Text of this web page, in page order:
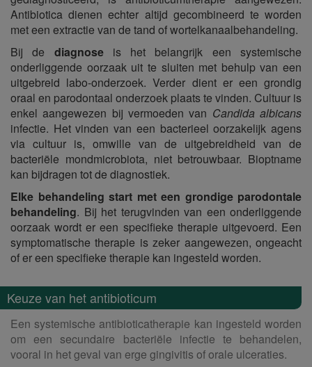
Antibiotica dienen echter altijd gecombineerd te worden
met een extractie van de tand of wortelkanaalbehandeling.
Bij de diagnoseis het belangrijk een systemische
onderliggende oorzaak uit te sluiten met behulp van een
uitgebreid labo-onderzoek. Verder dient er een grondig
oraal en parodontaal onderzoek plaats te vinden. Cultuur is
enkel aangewezen bij vermoeden van Candida albicans
infectie. Het vinden van een bacterieel oorzakelijk agens
via cultuur is, omwille van de uitgebreidheid van de
bacteriële mondmicrobiota, niet betrouwbaar. Bioptname
kan bijdragen tot de diagnostiek.
Elke behandeling start met een grondige parodontale
behandeling. Bij het terugvinden van een onderliggende
oorzaak wordt er een specifieke therapie uitgevoerd. Een
symptomatische therapie is zeker aangewezen, ongeacht
of er een specifieke therapie kan ingesteld worden.
Keuze van het antibioticum
Een systemische antibioticatherapie kan ingesteld worden
om een secundaire bacteriële infectie te behandelen,
vooral in het geval van erge gingivitis of orale ulceraties.